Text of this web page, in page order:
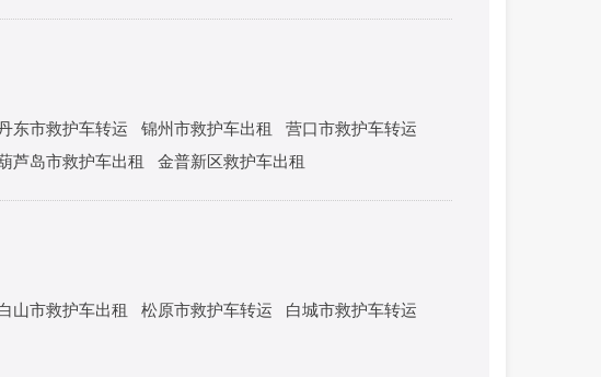
东市救护车转运 锦州市救护车出租
营口市救护车转运
芦岛市救护车出租 金普新区救护车出租
山市救护车出租 松原市救护车转运
白城市救护车转运